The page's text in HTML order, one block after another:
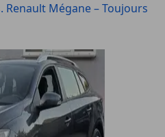
Renault Mégane – Toujours